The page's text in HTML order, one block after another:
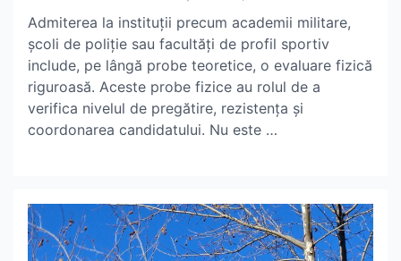
Admiterea la instituții precum academii militare,
școli de poliție sau facultăți de profil sportiv
include, pe lângă probe teoretice, o evaluare fizică
riguroasă. Aceste probe fizice au rolul de a
verifica nivelul de pregătire, rezistența și
coordonarea candidatului. Nu este …